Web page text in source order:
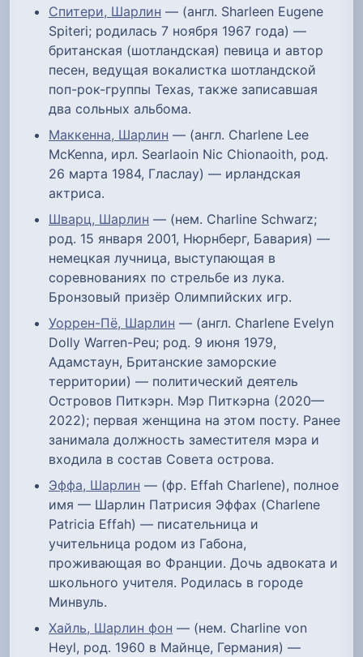
Спитери, Шарлин — (англ. Sharleen Eugene
Spiteri; родилась 7 ноября 1967 года) —
британская (шотландская) певица и автор
песен, ведущая вокалистка шотландской
поп-рок-группы Texas, также записавшая
два сольных альбома.
Маккенна, Шарлин — (англ. Charlene Lee
McKenna, ирл. Searlaoin Nic Chionaoith, род.
26 марта 1984, Гласлау) — ирландская
актриса.
Шварц, Шарлин — (нем. Charline Schwarz;
род. 15 января 2001, Нюрнберг, Бавария) —
немецкая лучница, выступающая в
соревнованиях по стрельбе из лука.
Бронзовый призёр Олимпийских игр.
Уоррен-Пё, Шарлин — (англ. Charlene Evelyn
Dolly Warren-Peu; род. 9 июня 1979,
Адамстаун, Британские заморские
территории) — политический деятель
Островов Питкэрн. Мэр Питкэрна (2020—
2022); первая женщина на этом посту. Ранее
занимала должность заместителя мэра и
входила в состав Совета острова.
Эффа, Шарлин — (фр. Effah Charlene), полное
имя — Шарлин Патрисия Эффах (Charlene
Patricia Effah) — писательница и
учительница родом из Габона,
проживающая во Франции. Дочь адвоката и
школьного учителя. Родилась в городе
Минвуль.
Хайль, Шарлин фон — (нем. Charline von
Heyl, род. 1960 в Майнце, Германия) —